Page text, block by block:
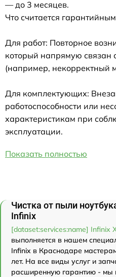
— до 3 месяцев.
Что считается
Для работ: Повторное
который напрямую связан
(например, некорректный
Для комплектующих:
работоспособности или
характеристикам при
эксплуатации.
Показать полностью
Чистка от пыли
Infinix
[dataset:services:name] Infinix
выполняется в нашем
Infinix в Краснодаре
лет. На все виды услуг и
расширенную гарантию - мы